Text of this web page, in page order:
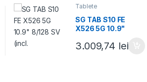
Tablete
SG TAB S10 FE
X526 5G 10.9"
3.009,74 lei